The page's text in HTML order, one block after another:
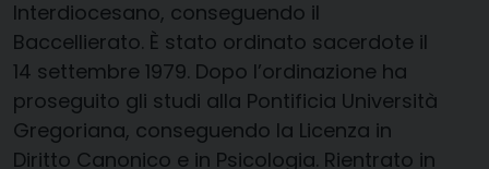
Interdiocesano, conseguendo il
Baccellierato. È stato ordinato sacerdote il
14 settembre 1979. Dopo l’ordinazione ha
proseguito gli studi alla Pontificia Università
Gregoriana, conseguendo la Licenza in
Diritto Canonico e in Psicologia. Rientrato in